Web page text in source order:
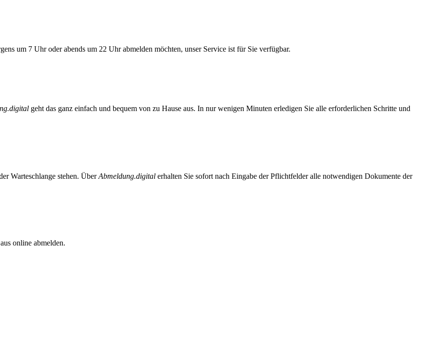
um 7 Uhr oder abends um 22 Uhr abmelden möchten, unser Service ist für Sie verfügbar.
geht das ganz einfach und bequem von zu Hause aus. In nur wenigen Minuten erledigen Sie alle erforderlichen Schritte und
Warteschlange stehen. ÜberAbmeldung.digital erhalten Sie sofort nach Eingabe der Pflichtfelder alle notwendigen Dokumente der
online abmelden.